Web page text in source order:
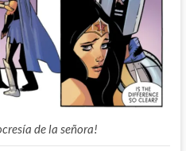
de la señora!